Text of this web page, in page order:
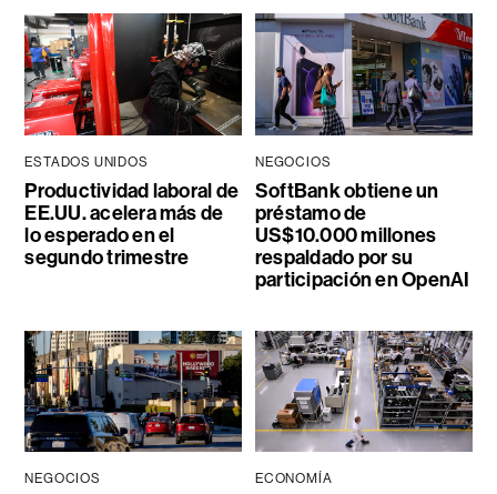
ESTADOS UNIDOS
Productividad laboral de
EE.UU. acelera más de
lo esperado en el
segundo trimestre
NEGOCIOS
SoftBank obtiene un
préstamo de
US$10.000 millones
respaldado por su
participación en OpenAI
NEGOCIOS ECONOMÍA